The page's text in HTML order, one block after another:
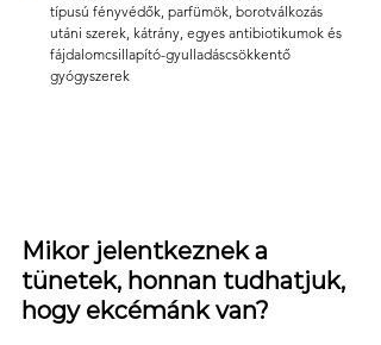
típusú fényvédők, parfümök, borotválkozás
utáni szerek, kátrány, egyes antibiotikumok és
fájdalomcsillapító-gyulladáscsökkentő
gyógyszerek
Mikor jelentkeznek a
tünetek, honnan tudhatjuk,
hogy ekcémánk van?